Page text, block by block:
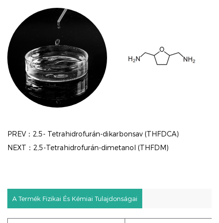
PREV：2,5- Tetrahidrofurán-dikarbonsav (THFDCA)
NEXT：2,5-Tetrahidrofurán-dimetanol (THFDM)
A Termék Fizikai És Kémiai Tulajdonságai